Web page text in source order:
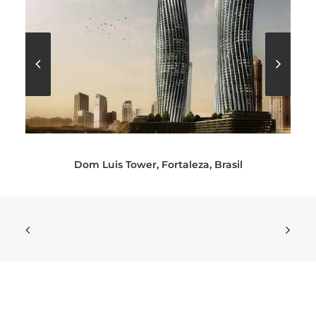
Dom Luis Tower, Fortaleza, Brasil